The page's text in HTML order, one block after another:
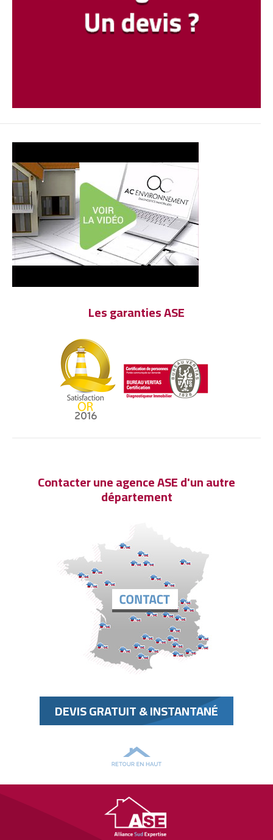
Les garanties ASE
Contacter une agence ASE d'un autre
département
DEVIS GRATUIT & INSTANTANÉ